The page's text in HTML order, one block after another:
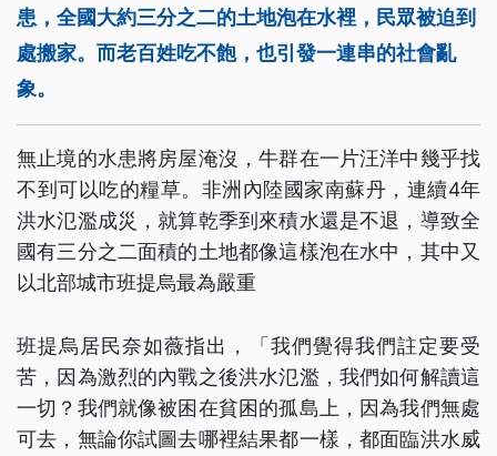
患，全國大約三分之二的土地泡在水裡，民眾被迫到
處搬家。而老百姓吃不飽，也引發一連串的社會亂
象。
無止境的水患將房屋淹沒，牛群在一片汪洋中幾乎找
不到可以吃的糧草。非洲內陸國家南蘇丹，連續4年
洪水氾濫成災，就算乾季到來積水還是不退，導致全
國有三分之二面積的土地都像這樣泡在水中，其中又
以北部城市班提烏最為嚴重
班提烏居民奈如薇指出，「我們覺得我們註定要受
苦，因為激烈的內戰之後洪水氾濫，我們如何解讀這
一切？我們就像被困在貧困的孤島上，因為我們無處
可去，無論你試圖去哪裡結果都一樣，都面臨洪水威